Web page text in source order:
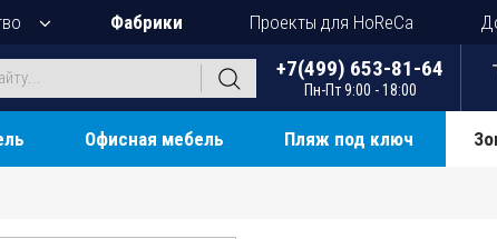
Фабрики Проекты для HoReCa
+7(499) 653-81-64
Пн-Пт 9:00 - 18:00
Офисная мебель Пляж под ключ